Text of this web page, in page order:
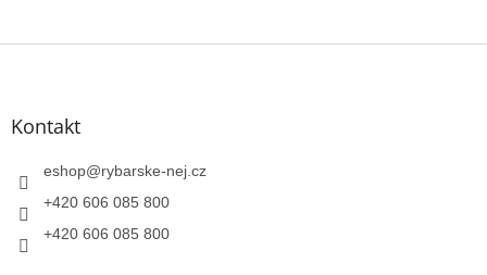
Z
Kontakt
eshop@rybarske-nej.cz
+420 606 085 800
+420 606 085 800